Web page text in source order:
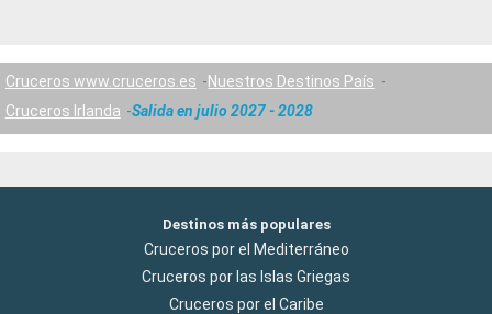
Cruceros www.cruceros.es
Nuestros Destinos País
Cruceros Irlanda
Salida en julio 2027 - 2028
Destinos más populares
Cruceros por el Mediterráneo
Cruceros por las Islas Griegas
Cruceros por el Caribe